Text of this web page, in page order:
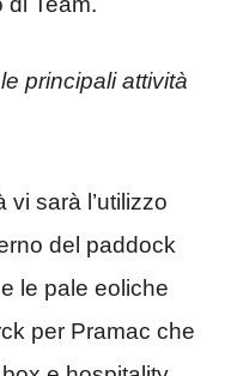
principali attività
vi sarà l’utilizzo
del paddock
le pale eoliche
per Pramac che